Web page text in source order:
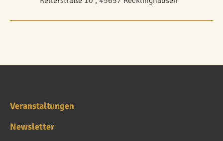
Veranstaltungen
Newsletter